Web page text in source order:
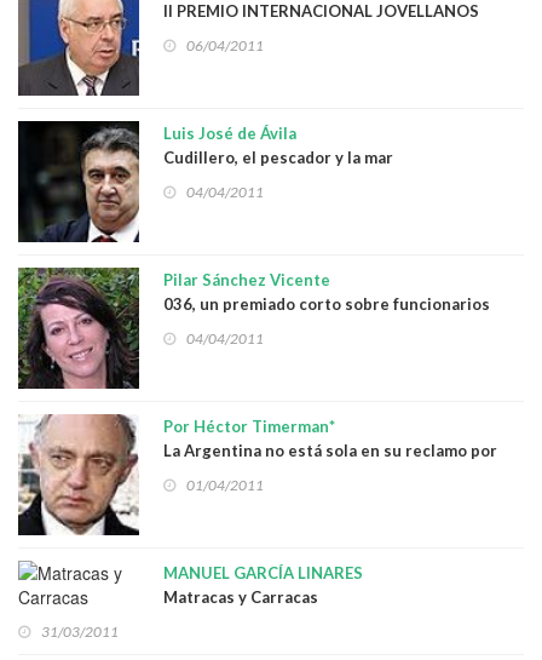
II PREMIO INTERNACIONAL JOVELLANOS
“RESISTENCIA Y LIBERTAD”
06/04/2011
Luis José de Ávila
Cudillero, el pescador y la mar
04/04/2011
Pilar Sánchez Vicente
036, un premiado corto sobre funcionarios
04/04/2011
Por Héctor Timerman*
La Argentina no está sola en su reclamo por
Malvinas
01/04/2011
MANUEL GARCÍA LINARES
Matracas y Carracas
31/03/2011